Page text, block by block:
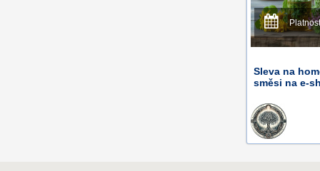
Sleva na
směsi na e-